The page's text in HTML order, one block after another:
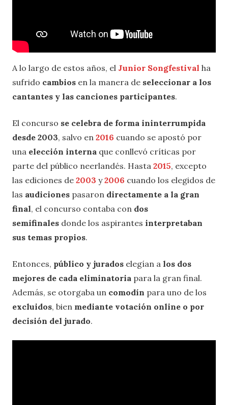
A lo largo de estos años, el Junior Songfestival ha
sufrido cambios en la manera de seleccionar a los
cantantes y las canciones participantes.
El concurso se celebra de forma ininterrumpida
desde 2003, salvo en 2016 cuando se apostó por
una elección interna que conllevó críticas por
parte del público neerlandés. Hasta 2015, excepto
las ediciones de 2003 y2006 cuando los elegidos de
las audiciones pasaron directamente a la gran
final, el concurso contaba con dos
semifinales donde los aspirantes interpretaban
sus temas propios.
Entonces, público y jurados elegían a los dos
mejores de cada eliminatoria para la gran final.
Además, se otorgaba un comodín para uno de los
excluidos, bien mediante votación online o por
decisión del jurado.